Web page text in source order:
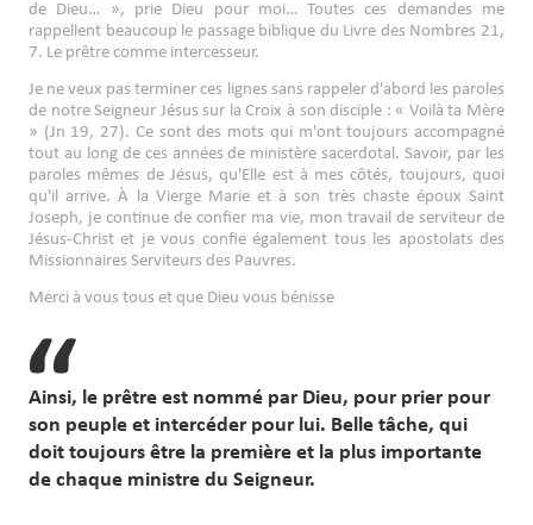
Ainsi, le prêtre est nommé par Dieu, pour prier pour
son peuple et intercéder pour lui. Belle tâche, qui
doit toujours être la première et la plus importante
de chaque ministre du Seigneur.
de Dieu… », prie Dieu pour moi… Toutes ces demandes me
rappellent beaucoup le passage biblique du Livre des Nombres 21,
7. Le prêtre comme intercesseur.
Je ne veux pas terminer ces lignes sans rappeler d'abord les paroles
de notre Seigneur Jésus sur la Croix à son disciple : « Voilà ta Mère
» (Jn 19, 27). Ce sont des mots qui m'ont toujours accompagné
tout au long de ces années de ministère sacerdotal. Savoir, par les
paroles mêmes de Jésus, qu'Elle est à mes côtés, toujours, quoi
qu'il arrive. À la Vierge Marie et à son très chaste époux Saint
Joseph, je continue de confier ma vie, mon travail de serviteur de
Jésus-Christ et je vous confie également tous les apostolats des
Missionnaires Serviteurs des Pauvres.
Merci à vous tous et que Dieu vous bénisse